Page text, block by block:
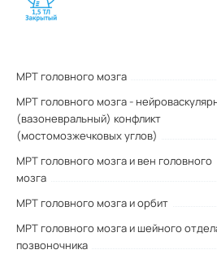
МРТ головного мозга
МРТ головного мозга -
(вазоневральный) конфликт
(мостомозжечковых углов)
МРТ головного мозга и вен головного
мозга
МРТ головного мозга и орбит
МРТ головного мозга и шейного
позвоночника